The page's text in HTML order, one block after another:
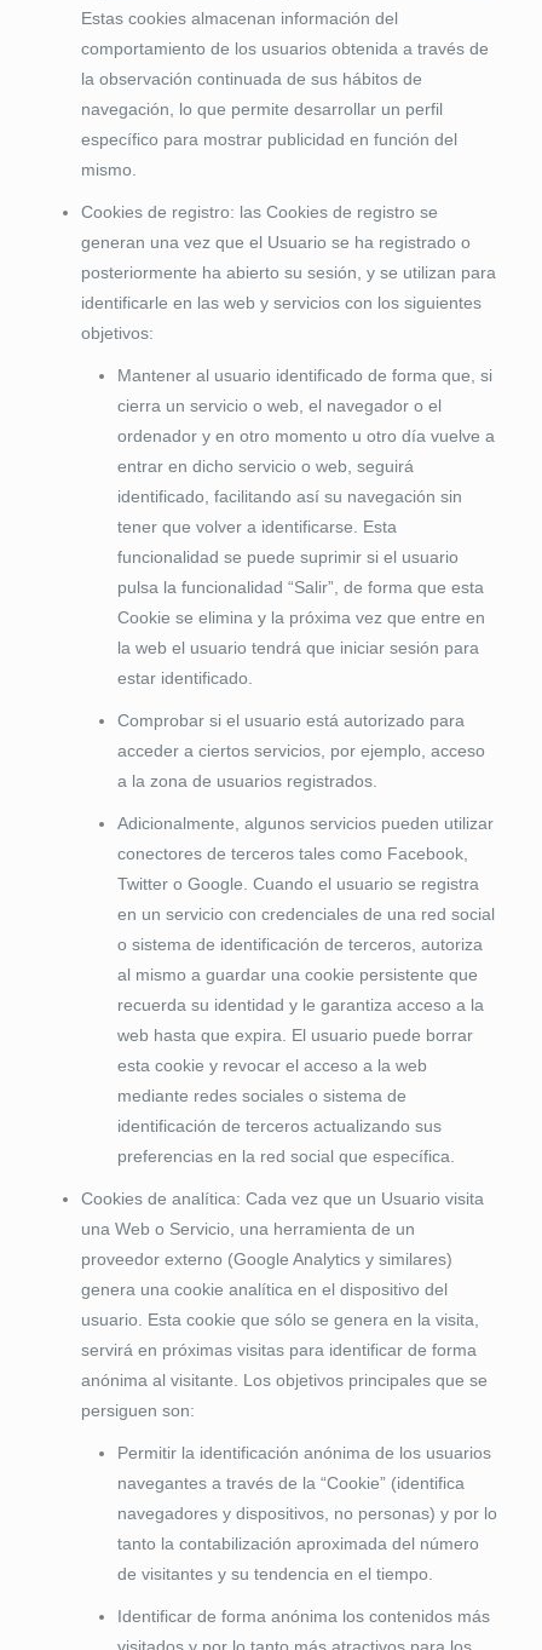
Estas cookies almacenan información del
comportamiento de los usuarios obtenida a través de
la observación continuada de sus hábitos de
navegación, lo que permite desarrollar un perfil
específico para mostrar publicidad en función del
mismo.
Cookies de registro: las Cookies de registro se
generan una vez que el Usuario se ha registrado o
posteriormente ha abierto su sesión, y se utilizan para
identificarle en las web y servicios con los siguientes
objetivos:
Mantener al usuario identificado de forma que, si
cierra un servicio o web, el navegador o el
ordenador y en otro momento u otro día vuelve a
entrar en dicho servicio o web, seguirá
identificado, facilitando así su navegación sin
tener que volver a identificarse. Esta
funcionalidad se puede suprimir si el usuario
pulsa la funcionalidad “Salir”, de forma que esta
Cookie se elimina y la próxima vez que entre en
la web el usuario tendrá que iniciar sesión para
estar identificado.
Comprobar si el usuario está autorizado para
acceder a ciertos servicios, por ejemplo, acceso
a la zona de usuarios registrados.
Adicionalmente, algunos servicios pueden utilizar
conectores de terceros tales como Facebook,
Twitter o Google. Cuando el usuario se registra
en un servicio con credenciales de una red social
o sistema de identificación de terceros, autoriza
al mismo a guardar una cookie persistente que
recuerda su identidad y le garantiza acceso a la
web hasta que expira. El usuario puede borrar
esta cookie y revocar el acceso a la web
mediante redes sociales o sistema de
identificación de terceros actualizando sus
preferencias en la red social que específica.
Cookies de analítica: Cada vez que un Usuario visita
una Web o Servicio, una herramienta de un
proveedor externo (Google Analytics y similares)
genera una cookie analítica en el dispositivo del
usuario. Esta cookie que sólo se genera en la visita,
servirá en próximas visitas para identificar de forma
anónima al visitante. Los objetivos principales que se
persiguen son:
Permitir la identificación anónima de los usuarios
navegantes a través de la “Cookie” (identifica
navegadores y dispositivos, no personas) y por lo
tanto la contabilización aproximada del número
de visitantes y su tendencia en el tiempo.
Identificar de forma anónima los contenidos más